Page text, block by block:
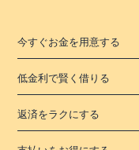
今すぐお金を用意する
低金利で賢く借りる
返済をラクにする